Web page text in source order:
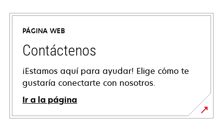
PÁGINA WEB
Contáctenos
¡Estamos aquí para ayudar! Elige cómo te
gustaría conectarte con nosotros.
Ir a la página